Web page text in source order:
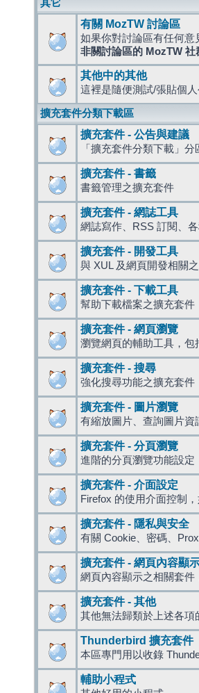
其它
有關 MozTW 討論區
如果你對討論區有任何意
非關討論區的 MozTW 社
其他中的其他
這裡是隨便測試/張貼個
擴充套件分類下載區
擴充套件 - 公告與建議
「擴充套件分類下載」
擴充套件 - 書籤
書籤管理之擴充套件
擴充套件 - 網誌工具
網誌寫作、RSS 訂閱、
擴充套件 - 開發工具
與 XUL 及網頁開發相關
擴充套件 - 下載工具
幫助下載檔案之擴充套件
擴充套件 - 網頁瀏覽
瀏覽網頁的輔助工具，包
擴充套件 - 搜尋
強化搜尋功能之擴充套件
擴充套件 - 圖片瀏覽
有縮放圖片、查詢圖片
擴充套件 - 分頁瀏覽
進階的分頁瀏覽功能設定
擴充套件 - 介面設定
Firefox 的使用介面控制
擴充套件 - 隱私與安全
有關 Cookie、密碼、
擴充套件 - 網頁內容顯
網頁內容顯示之相關套件
擴充套件 - 其他
其他無法歸類於上述各項
Thunderbird 擴充套件
本區專門用以收錄
輔助小程式